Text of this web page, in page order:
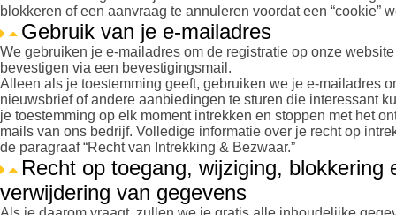
blokkeren of een aanvraag te annuleren voordat een “cookie”
Gebruik van je e-mailadres
We gebruiken je e-mailadres om de registratie op onze
bevestigen via een bevestigingsmail.
Alleen als je toestemming geeft, gebruiken we je e-mailadres
nieuwsbrief of andere aanbiedingen te sturen die interessant
je toestemming op elk moment intrekken en stoppen met het
mails van ons bedrijf. Volledige informatie over je recht op
de paragraaf “Recht van Intrekking & Bezwaar.”
Recht op toegang, wijziging, blokkering
verwijdering van gegevens